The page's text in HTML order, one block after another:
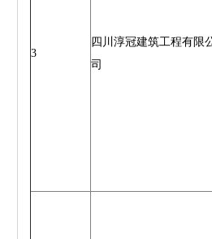
3
四川淳冠建筑工程有限
司